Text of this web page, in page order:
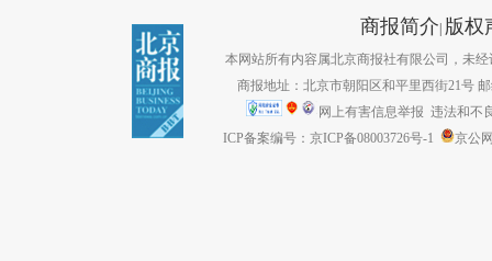
商报简介| 版权
本网站所有内容属北京商报社有限公司，未经
商报地址：北京市朝阳区和平里西街21号
网上有害信息举报 违法和不
ICP备案编号：京ICP备08003726号-1
京公